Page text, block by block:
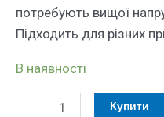
потребують вищої
Підходить для різних
В наявності
Перетворювач
Купити